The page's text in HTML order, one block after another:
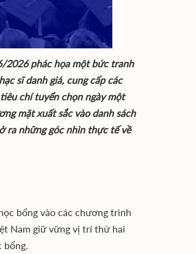
2026 phác họa một bức tranh
sĩ danh giá, cung cấp các
chí tuyển chọn ngày một
mặt xuất sắc vào danh sách
ra những góc nhìn thực tế về
bổng vào các chương trình
Nam giữ vững vị trí thứ hai
bổng.